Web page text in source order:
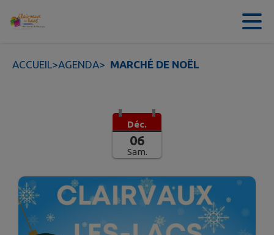
Contenu
ACCUEIL>AGENDA> MARCHÉ DE NOËL
Déc.
06
Sam.